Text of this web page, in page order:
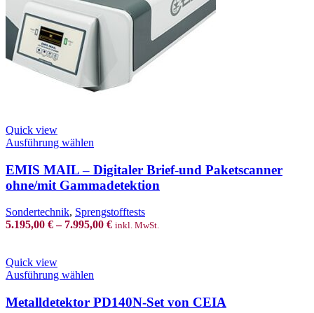
Quick view
Ausführung wählen
has
multiple
variants.
options
may
the
page
EMIS MAIL – Digitaler Brief-und Paketscanner
ohne/mit Gammadetektion
Sondertechnik, Sprengstofftests
5.195,00 €– 7.995,00 € inkl. MwSt.
Quick view
Ausführung wählen
has
Metalldetektor PD140N-Set von CEIA